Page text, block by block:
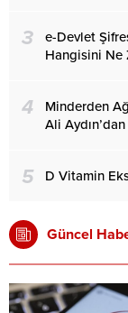
3
e-Devlet
Hangisini Ne
4
Minderden
Ali
5 D Vitamin
Güncel